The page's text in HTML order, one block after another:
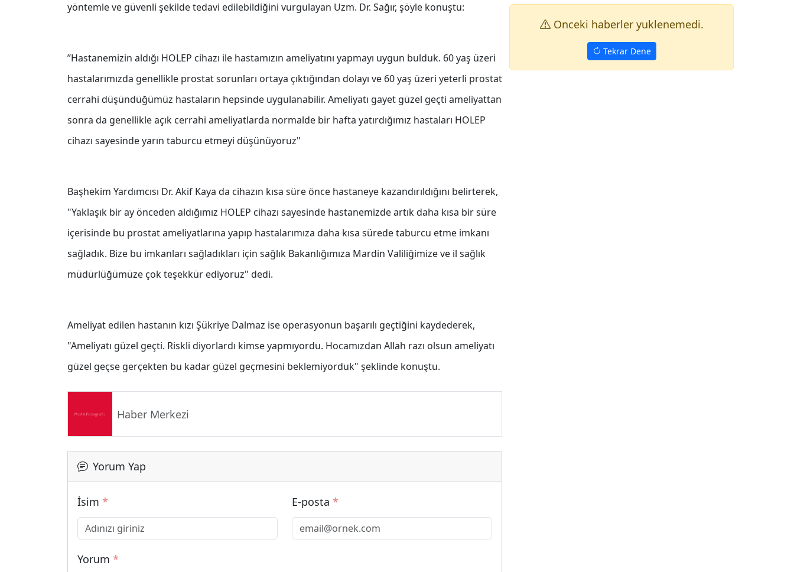
yöntemle ve güvenli şekilde tedavi edilebildiğini vurgulayan Uzm. Dr. Sağır, şöyle konuştu:
’’Hastanemizin aldığı HOLEP cihazı ile hastamızın ameliyatını yapmayı uygun bulduk. 60 yaş üzeri
hastalarımızda genellikle prostat sorunları ortaya çıktığından dolayı ve 60 yaş üzeri yeterli prostat
cerrahi düşündüğümüz hastaların hepsinde uygulanabilir. Ameliyatı gayet güzel geçti ameliyattan
sonra da genellikle açık cerrahi ameliyatlarda normalde bir hafta yatırdığımız hastaları HOLEP
cihazı sayesinde yarın taburcu etmeyi düşünüyoruz"
Başhekim Yardımcısı Dr. Akif Kaya da cihazın kısa süre önce hastaneye kazandırıldığını belirterek,
"Yaklaşık bir ay önceden aldığımız HOLEP cihazı sayesinde hastanemizde artık daha kısa bir süre
içerisinde bu prostat ameliyatlarına yapıp hastalarımıza daha kısa sürede taburcu etme imkanı
sağladık. Bize bu imkanları sağladıkları için sağlık Bakanlığımıza Mardin Valiliğimize ve il sağlık
müdürlüğümüze çok teşekkür ediyoruz" dedi.
Ameliyat edilen hastanın kızı Şükriye Dalmaz ise operasyonun başarılı geçtiğini kaydederek,
"Ameliyatı güzel geçti. Riskli diyorlardı kimse yapmıyordu. Hocamızdan Allah razı olsun ameliyatı
güzel geçse gerçekten bu kadar güzel geçmesini beklemiyorduk" şeklinde konuştu.
Haber Merkezi
Yorum Yap
İsim * E-posta *
Yorum *
Onceki haberler yuklenemedi.
Tekrar Dene